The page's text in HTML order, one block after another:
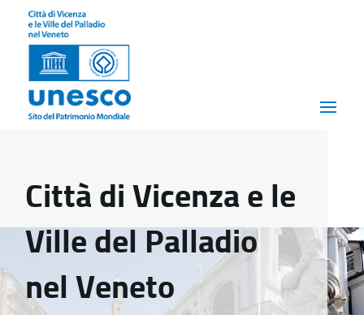
Città di Vicenza e le
Ville del Palladio
nel Veneto